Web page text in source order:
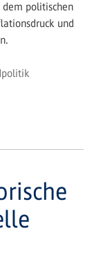
dem politischen
und